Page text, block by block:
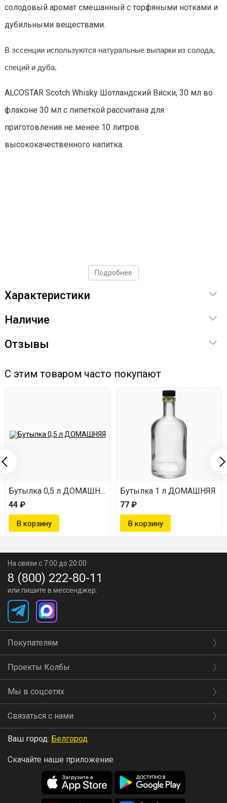
солодовый аромат смешанный с торфяными нотками и
дубильными веществами.
В эссенции используются натуральные выпарки из солода,
специй и дуба.
ALCOSTAR Scotch Whisky Шотландский Виски, 30 мл во
флаконе 30 мл с пипеткой рассчитана для
приготовления не менее 10 литров
высококачественного напитка.
Подробнее
Характеристики
Наличие
Отзывы
С этим товаром часто покупают
Бутылка 0,5 л ДОМАШНЯЯ
44 ₽
Бутылка 1 л ДОМАШНЯЯ
77 ₽
На связи с 7:00 до 20:00
8 (800) 222-80-11
или пишите в мессенджер:
Покупателям
Проекты Колбы
Мы в соцсетях
Связаться с нами
Ваш город: Белгород
Скачайте наше приложение